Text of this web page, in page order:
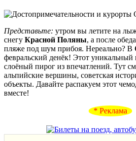
Представьте: утром вы летите на
снегу Красной Поляны, а после
пляже под шум прибоя. Нереально? В
февральский денёк! Этот
слоёный пирог из впечатлений. Тут
альпийские вершины, советская
объекты. Давайте распакуем этот
вместе!
* Реклама